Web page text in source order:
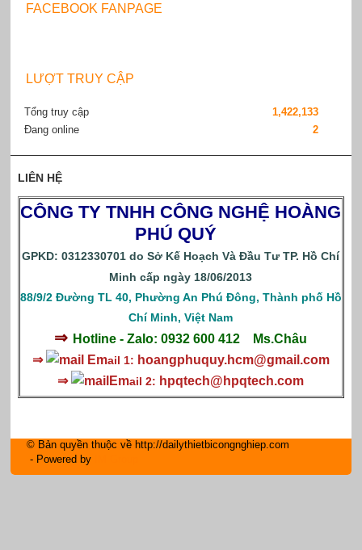
FACEBOOK FANPAGE
LƯỢT TRUY CẬP
Tổng truy cập
1,422,133
Đang online
2
LIÊN HỆ
CÔNG TY TNHH CÔNG NGHỆ HOÀNG
PHÚ QUÝ
GPKD: 0312330701 do Sở Kế Hoạch Và Đầu Tư TP. Hồ Chí
Minh cấp ngày 18/06/2013
88/9/2 Đường TL 40, Phường An Phú Đông, Thành phố Hồ
Chí Minh, Việt Nam
⇒ Hotline - Zalo: 0932 600 412
Ms.Châu
⇒
Email 1: hoangphuquy.hcm@gmail.com
⇒
Email 2: hpqtech@hpqtech.com
© Bản quyền thuộc về http://dailythietbicongnghiep.com
- Powered by